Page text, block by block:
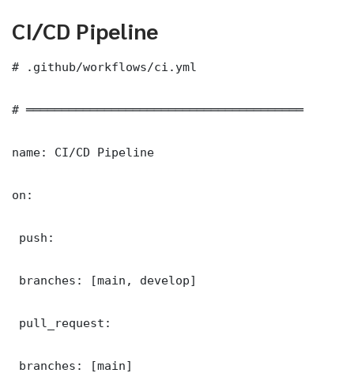
CI/CD Pipeline
# .github/workflows/ci.yml
# ═══════════════════════════════════════
name: CI/CD Pipeline
on:
push:
branches: [main, develop]
pull_request:
branches: [main]